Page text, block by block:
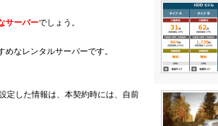
サーバーでしょう。
なレンタルサーバーです。
定した情報は、本契約時には、自前